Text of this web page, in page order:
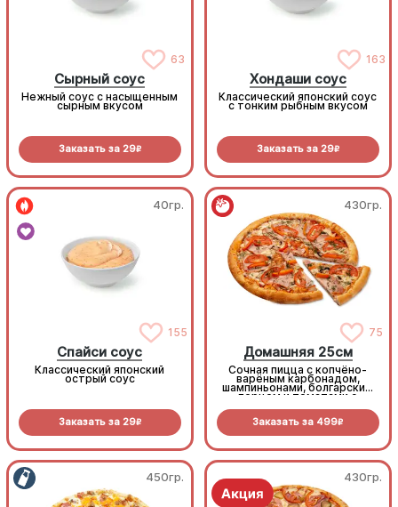
63
Сырный соус
Нежный соус с насыщенным
сырным вкусом
Заказать за 29R
163
Хондаши соус
Классический японский соус
с тонким рыбным вкусом
Заказать за 29R
40гр.
155
Спайси соус
Классический японский
острый соус
Заказать за 29R
430гр.
75
Домашняя 25см
Сочная пицца с копчёно-
варёным карбонадом,
шампиньонами, болгарским
перцем и томатами с
Заказать за 499R
450гр. 430гр.